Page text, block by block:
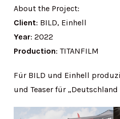
About the Project:
Client: BILD, Einhell
Year: 2022
Production: TITANFILM
Für BILD und Einhell
und Teaser für „Deutschland